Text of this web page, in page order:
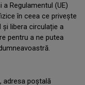
Regulamentul (UE)
în ceea ce privește
libera circulație a
pentru a ne putea
adresa poștală